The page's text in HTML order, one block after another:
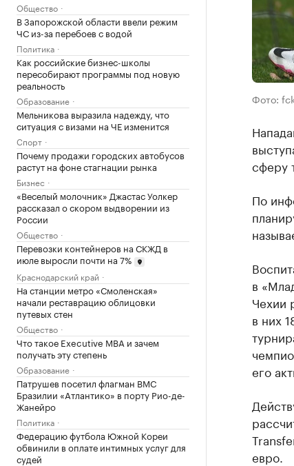
Общество
В Запорожской области ввели режим
ЧС из-за перебоев с водой
Политика
Как российские бизнес-школы
пересобирают программы под новую
реальность
Образование
Мельникова выразила надежду, что
ситуация с визами на ЧЕ изменится
Спорт
Почему продажи городских автобусов
растут на фоне стагнации рынка
Бизнес
«Веселый молочник» Джастас Уолкер
рассказал о скором выдворении из
России
Общество
Перевозки контейнеров на СКЖД в
июле выросли почти на 7%
Краснодарский край
На станции метро «Смоленская»
начали реставрацию облицовки
путевых стен
Общество
Что такое Executive MBA и зачем
получать эту степень
Образование
Патрушев посетил флагман ВМС
Бразилии «Атлантико» в порту Рио-де-
Жанейро
Политика
Федерацию футбола Южной Кореи
обвинили в оплате интимных услуг для
судей
Фото:
сферу
По
в
Чехии
в них
его
евро.